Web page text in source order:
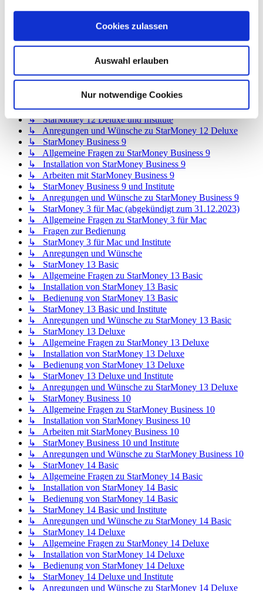
Cookies zulassen
Auswahl erlauben
Nur notwendige Cookies
↳ Installation von StarMoney 12 Basic
↳ Bedienung von StarMoney 12 Basic
↳ Anregungen und Wünsche zu StarMoney 12 Basic
↳ StarMoney 12 Deluxe
↳ Installation von StarMoney 12 Deluxe
↳ Bedienung von StarMoney 12 Deluxe
↳ StarMoney 12 Deluxe und Institute
↳ Anregungen und Wünsche zu StarMoney 12 Deluxe
↳ StarMoney Business 9
↳ Allgemeine Fragen zu StarMoney Business 9
↳ Installation von StarMoney Business 9
↳ Arbeiten mit StarMoney Business 9
↳ StarMoney Business 9 und Institute
↳ Anregungen und Wünsche zu StarMoney Business 9
↳ StarMoney 3 für Mac (abgekündigt zum 31.12.2023)
↳ Allgemeine Fragen zu StarMoney 3 für Mac
↳ Fragen zur Bedienung
↳ StarMoney 3 für Mac und Institute
↳ Anregungen und Wünsche
↳ StarMoney 13 Basic
↳ Allgemeine Fragen zu StarMoney 13 Basic
↳ Installation von StarMoney 13 Basic
↳ Bedienung von StarMoney 13 Basic
↳ StarMoney 13 Basic und Institute
↳ Anregungen und Wünsche zu StarMoney 13 Basic
↳ StarMoney 13 Deluxe
↳ Allgemeine Fragen zu StarMoney 13 Deluxe
↳ Installation von StarMoney 13 Deluxe
↳ Bedienung von StarMoney 13 Deluxe
↳ StarMoney 13 Deluxe und Institute
↳ Anregungen und Wünsche zu StarMoney 13 Deluxe
↳ StarMoney Business 10
↳ Allgemeine Fragen zu StarMoney Business 10
↳ Installation von StarMoney Business 10
↳ Arbeiten mit StarMoney Business 10
↳ StarMoney Business 10 und Institute
↳ Anregungen und Wünsche zu StarMoney Business 10
↳ StarMoney 14 Basic
↳ Allgemeine Fragen zu StarMoney 14 Basic
↳ Installation von StarMoney 14 Basic
↳ Bedienung von StarMoney 14 Basic
↳ StarMoney 14 Basic und Institute
↳ Anregungen und Wünsche zu StarMoney 14 Basic
↳ StarMoney 14 Deluxe
↳ Allgemeine Fragen zu StarMoney 14 Deluxe
↳ Installation von StarMoney 14 Deluxe
↳ Bedienung von StarMoney 14 Deluxe
↳ StarMoney 14 Deluxe und Institute
↳ Anregungen und Wünsche zu StarMoney 14 Deluxe